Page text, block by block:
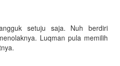
setuju saja. Nuh berdiri
Luqman pula memilih